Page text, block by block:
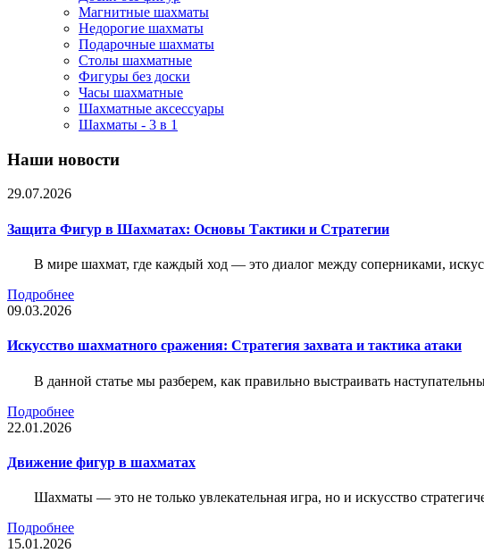
Магнитные шахматы
Недорогие шахматы
Подарочные шахматы
Столы шахматные
Фигуры без доски
Часы шахматные
Шахматные аксессуары
Шахматы - 3 в 1
Наши новости
29.07.2026
Защита Фигур в Шахматах: Основы Тактики и Стратегии
В мире шахмат, где каждый ход — это диалог между соперниками,
Подробнее
09.03.2026
Искусство шахматного сражения: Стратегия захвата и тактика атаки
В данной статье мы разберем, как правильно выстраивать
Подробнее
22.01.2026
Движение фигур в шахматах
Шахматы — это не только увлекательная игра, но и искусство
Подробнее
15.01.2026